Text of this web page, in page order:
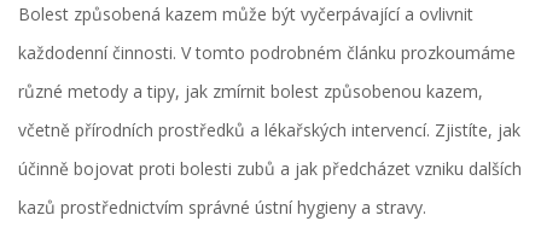
Bolest způsobená kazem může být vyčerpávající a ovlivnit
každodenní činnosti. V tomto podrobném článku prozkoumáme
různé metody a tipy, jak zmírnit bolest způsobenou kazem,
včetně přírodních prostředků a lékařských intervencí. Zjistíte, jak
účinně bojovat proti bolesti zubů a jak předcházet vzniku dalších
kazů prostřednictvím správné ústní hygieny a stravy.